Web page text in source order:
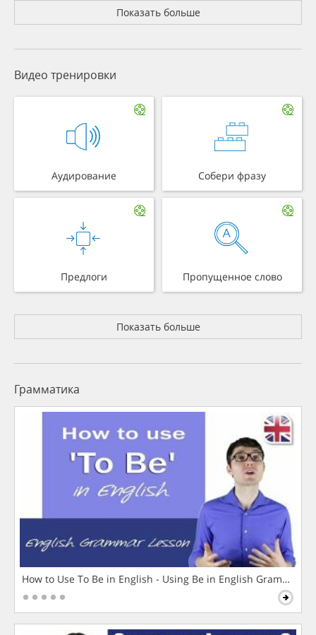
Показать больше
Видео тренировки
Аудирование Собери фразу
Предлоги Пропущенное слово
Показать больше
Грамматика
How to Use To Be in English - Using Be in English Grammar